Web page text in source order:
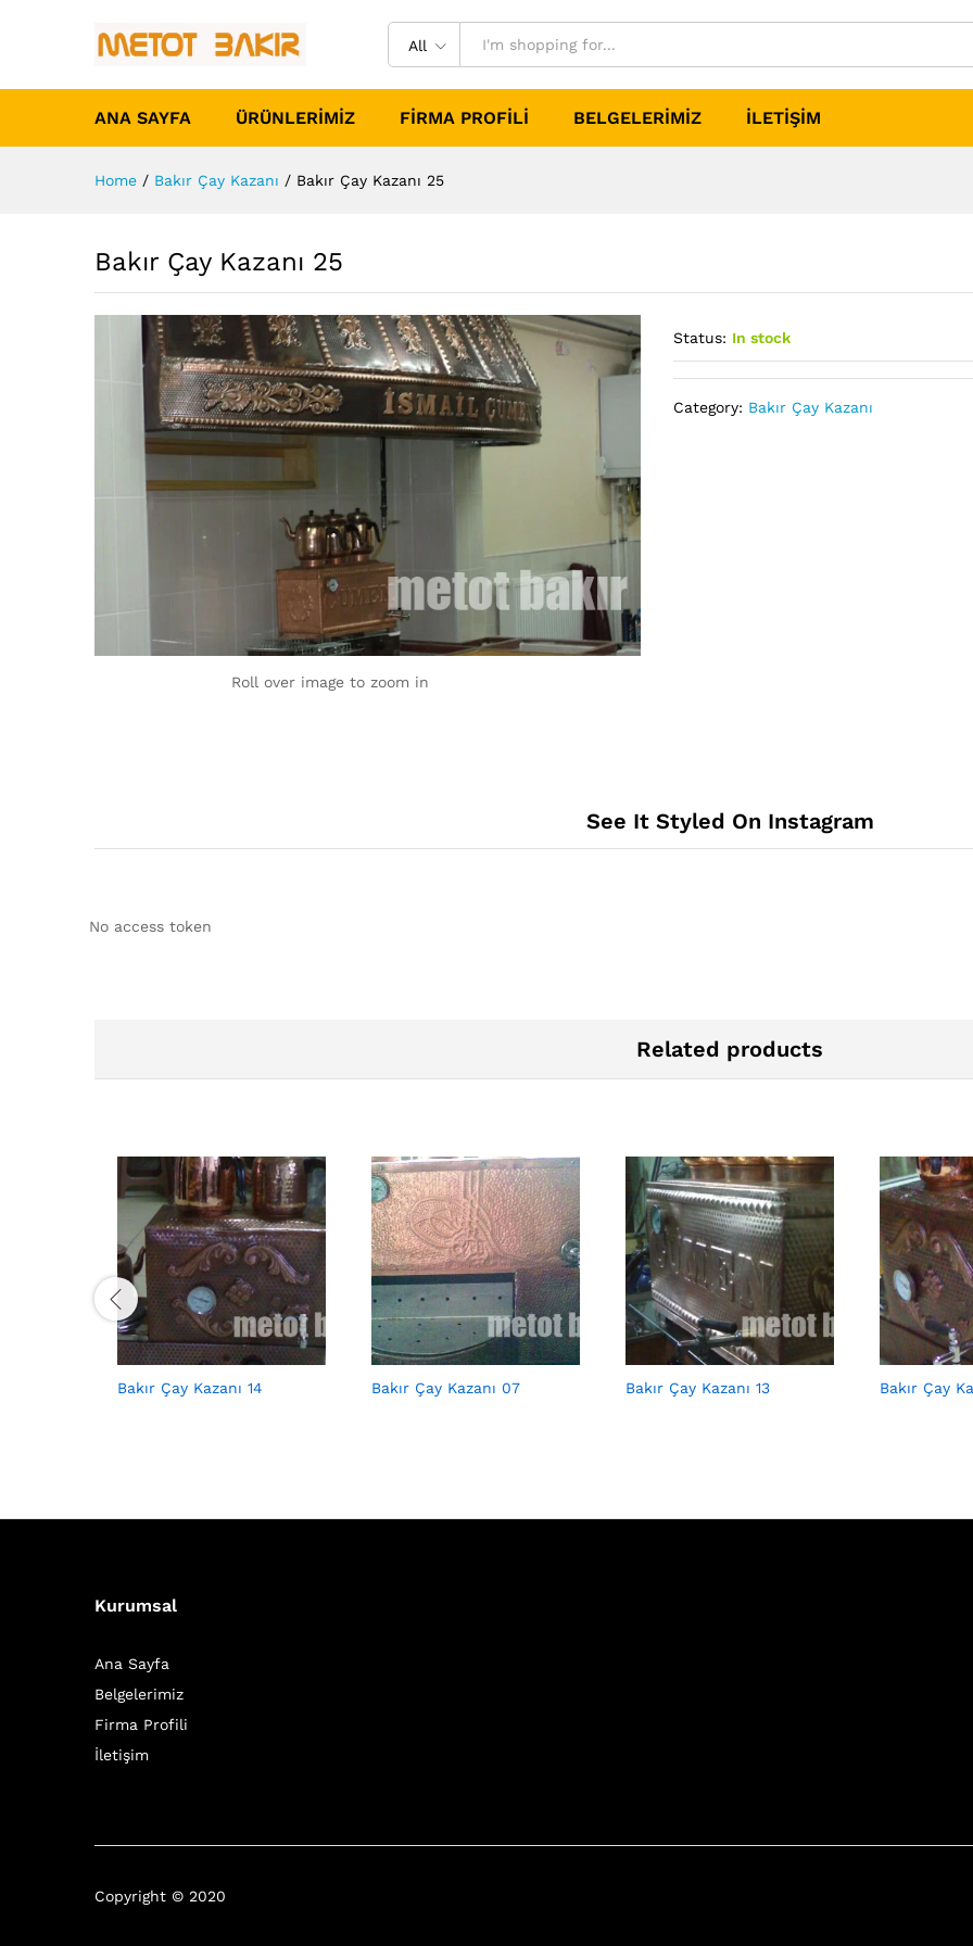
All
ANA SAYFA ÜRÜNLERIMIZ FIRMA PROFILI BELGELERIMIZ İLETIŞIM
Home / Bakır Çay Kazanı / Bakır Çay Kazanı 25
Bakır Çay Kazanı 25
Roll over image to zoom in
Status: In stock
Category: Bakır Çay Kazanı
See It Styled On Instagram
No access token
Related products
Bakır Çay Kazanı 14 Bakır Çay Kazanı 07 Bakır Çay Kazanı 13 Bakır Çay
Kurumsal
Ana Sayfa
Belgelerimiz
Firma Profili
İletişim
Copyright © 2020